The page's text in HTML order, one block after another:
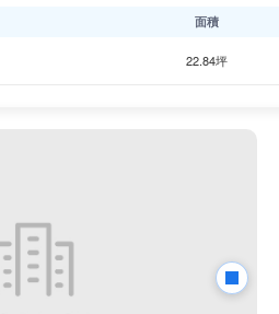
面積
22.84坪